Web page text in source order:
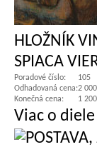
HLOŽNÍK
SPIACA
Poradové číslo:
105
Odhadovaná cena:2
Konečná cena:
1
Viac o diele